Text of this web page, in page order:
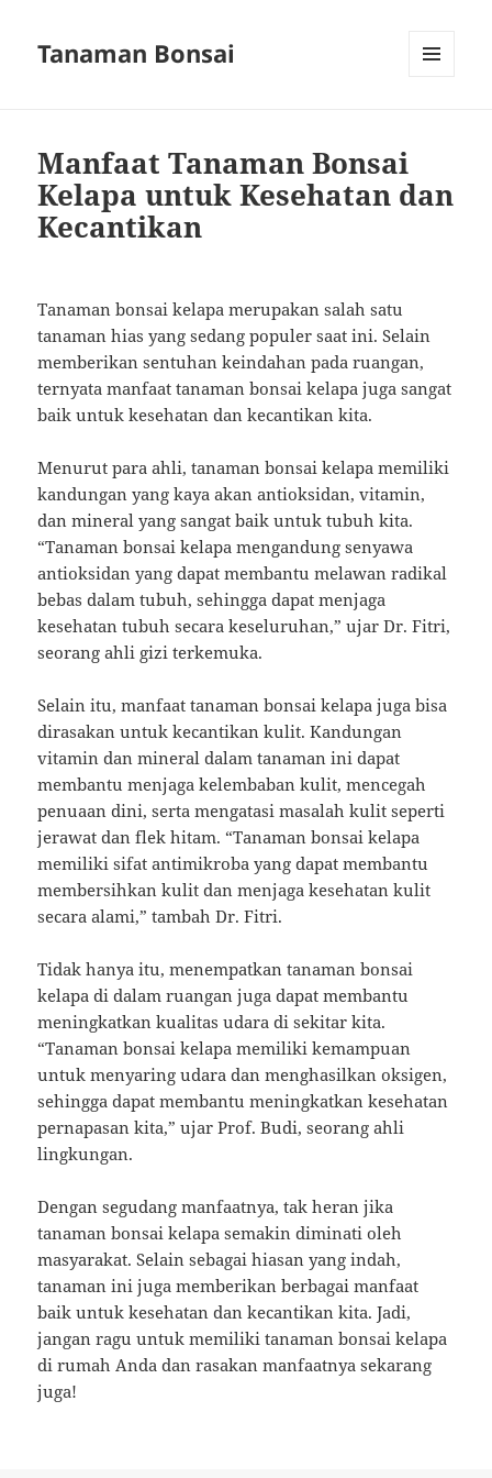
Tanaman Bonsai
Manfaat Tanaman Bonsai
Kelapa untuk Kesehatan dan
Kecantikan
Tanaman bonsai kelapa merupakan salah satu
tanaman hias yang sedang populer saat ini. Selain
memberikan sentuhan keindahan pada ruangan,
ternyata manfaat tanaman bonsai kelapa juga sangat
baik untuk kesehatan dan kecantikan kita.
Menurut para ahli, tanaman bonsai kelapa memiliki
kandungan yang kaya akan antioksidan, vitamin,
dan mineral yang sangat baik untuk tubuh kita.
“Tanaman bonsai kelapa mengandung senyawa
antioksidan yang dapat membantu melawan radikal
bebas dalam tubuh, sehingga dapat menjaga
kesehatan tubuh secara keseluruhan,” ujar Dr. Fitri,
seorang ahli gizi terkemuka.
Selain itu, manfaat tanaman bonsai kelapa juga bisa
dirasakan untuk kecantikan kulit. Kandungan
vitamin dan mineral dalam tanaman ini dapat
membantu menjaga kelembaban kulit, mencegah
penuaan dini, serta mengatasi masalah kulit seperti
jerawat dan flek hitam. “Tanaman bonsai kelapa
memiliki sifat antimikroba yang dapat membantu
membersihkan kulit dan menjaga kesehatan kulit
secara alami,” tambah Dr. Fitri.
Tidak hanya itu, menempatkan tanaman bonsai
kelapa di dalam ruangan juga dapat membantu
meningkatkan kualitas udara di sekitar kita.
“Tanaman bonsai kelapa memiliki kemampuan
untuk menyaring udara dan menghasilkan oksigen,
sehingga dapat membantu meningkatkan kesehatan
pernapasan kita,” ujar Prof. Budi, seorang ahli
lingkungan.
Dengan segudang manfaatnya, tak heran jika
tanaman bonsai kelapa semakin diminati oleh
masyarakat. Selain sebagai hiasan yang indah,
tanaman ini juga memberikan berbagai manfaat
baik untuk kesehatan dan kecantikan kita. Jadi,
jangan ragu untuk memiliki tanaman bonsai kelapa
di rumah Anda dan rasakan manfaatnya sekarang
juga!